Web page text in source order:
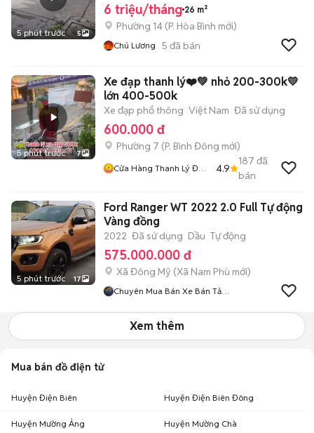
5 phút trước 5
6 triệu/tháng 26 m²
Phường 14 (P. Hòa Bình mới)
Chú Lương 5 đã bán
5 phút trước 7
Xe đạp thanh lý❤️💚 nhỏ 200-300k💛
lớn 400-500k
Xe đạp phổ thông Việt Nam Đã sử dụng
600.000 đ
Phường 7 (P. Bình Đông mới)
Cửa Hàng Thanh Lý Đồ
4.9
187 đã
bán
5 phút trước 17
Ford Ranger WT 2022 2.0 Full Tự động
Vàng đồng
2022 Đã sử dụng Dầu Tự động
575.000.000 đ
Xã Đông Mỹ (Xã Nam Phù mới)
Chuyên Mua Bán Xe Bán Tải
Xem thêm
Mua bán đồ điện tử
Huyện Điện Biên Huyện Điện Biên Đông
Huyện Mường Ảng Huyện Mường Chà